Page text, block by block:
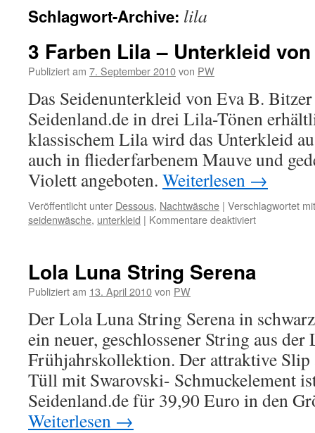
Schlagwort-Archive: lila
3 Farben Lila – Unterkleid
Publiziert am 7. September 2010von PW
Das Seidenunterkleid von Eva B.
Seidenland.de in drei Lila-Tönen
klassischem Lila wird das Unterkleid
auch in fliederfarbenem Mauve und
Violett angeboten. Weiterlesen →
Veröffentlicht unter Dessous, Nachtwäsche | Verschlagwortet mit
seidenwäsche, unterkleid | Kommentare deaktiviertfür
–
Eva
Bitzer
Lola Luna String Serena
Publiziert am 13. April 2010von PW
Der Lola Luna String Serena in
ein neuer, geschlossener String aus
Frühjahrskollektion. Der attraktive Slip
Tüll mit Swarovski- Schmuckelement
Seidenland.de für 39,90 Euro in den
Weiterlesen →